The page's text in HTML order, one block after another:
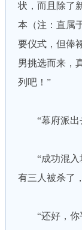
状，而且除了
本（注：直属
要仪式，但俸
男挑选而来，
列吧！”
“幕府派出
“成功混入
有三人被杀了
“还好，你